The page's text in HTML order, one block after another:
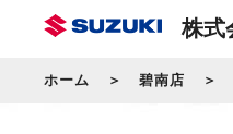
株式
ホーム 碧南店